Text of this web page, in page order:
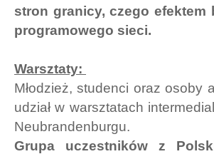
stron granicy, czego efektem
programowego sieci.
Warsztaty:
Młodzież, studenci oraz osoby
udział w warsztatach
Neubrandenburgu.
Grupa uczestników z